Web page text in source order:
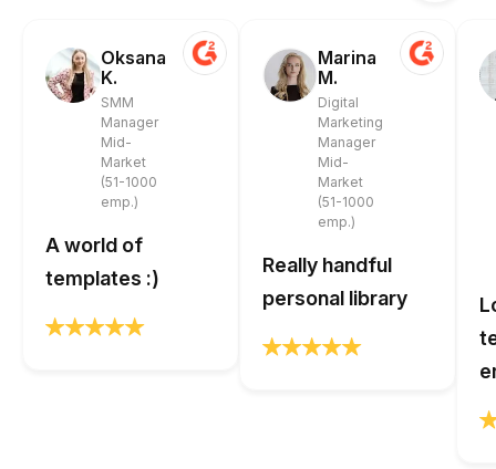
Oksana
K.
SMM
Manager
Mid-
Market
(51-1000
emp.)
A world of
templates :)
Marina
M.
Digital
Marketing
Manager
Mid-
Market
(51-1000
emp.)
Really handful
personal library